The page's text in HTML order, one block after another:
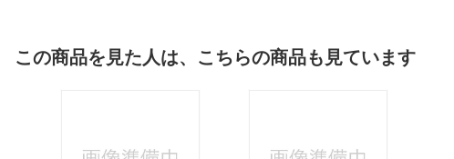
この商品を見た人は、こちらの商品も見ています